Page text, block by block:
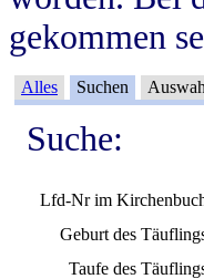
gekommen
Alles Suchen
Suche:
Lfd-Nr im
Geburt des
Taufe des